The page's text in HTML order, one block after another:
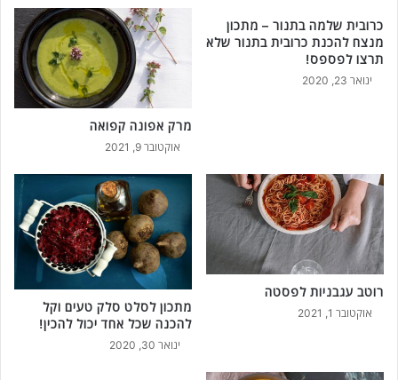
כרובית שלמה בתנור – מתכון
מנצח להכנת כרובית בתנור שלא
תרצו לפספס!
ינואר 23, 2020
מרק אפונה קפואה
אוקטובר 9, 2021
רוטב עגבניות לפסטה
אוקטובר 1, 2021
מתכון לסלט סלק טעים וקל
להכנה שכל אחד יכול להכין!
ינואר 30, 2020